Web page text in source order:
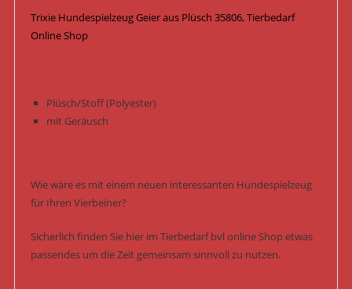
Trixie Hundespielzeug Geier aus Plüsch 35806, Tierbedarf
Online Shop
Plüsch/Stoff (Polyester)
mit Geräusch
Wie wäre es mit einem neuen interessanten Hundespielzeug
für Ihren Vierbeiner?
Sicherlich finden Sie hier im Tierbedarf bvl online Shop etwas
passendes um die Zeit gemeinsam sinnvoll zu nutzen.